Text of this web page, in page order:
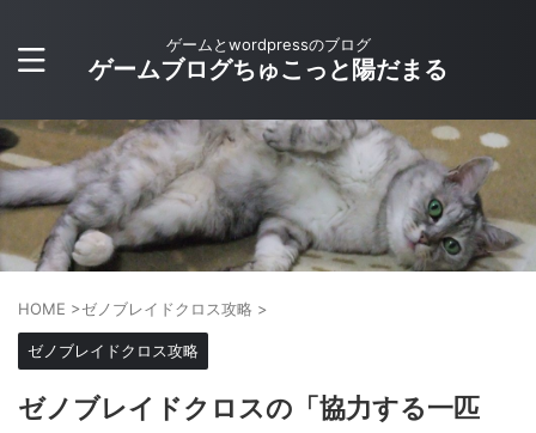
ゲームとwordpressのブログ
ゲームブログちゅこっと陽だまる
HOME >ゼノブレイドクロス攻略 >
ゼノブレイドクロス攻略
ゼノブレイドクロスの「協力する一匹